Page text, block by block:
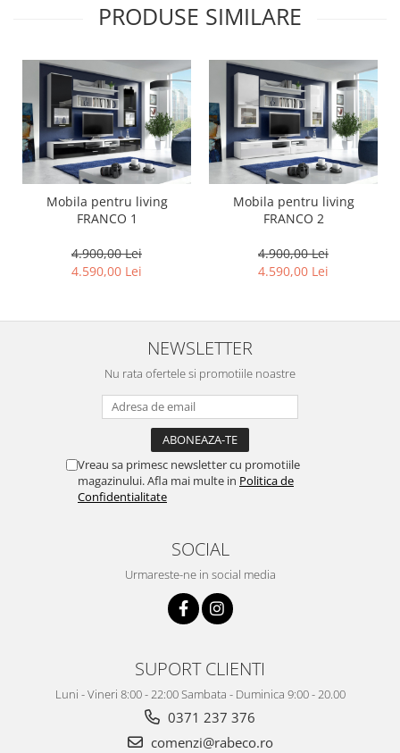
PRODUSE SIMILARE
Mobila pentru living
FRANCO 1
4.900,00 Lei
4.590,00 Lei
Mobila pentru living
FRANCO 2
4.900,00 Lei
4.590,00 Lei
NEWSLETTER
Nu rata ofertele si promotiile noastre
Vreau sa primesc newsletter cu promotiile
magazinului. Afla mai multe in Politica de
Confidentialitate
SOCIAL
Urmareste-ne in social media
SUPORT CLIENTI
Luni - Vineri 8:00 - 22:00 Sambata - Duminica 9:00 - 20.00
0371 237 376
comenzi@rabeco.ro